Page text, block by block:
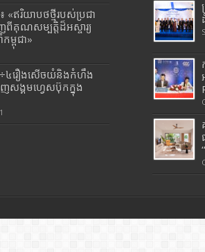
«ឥរិយាបថថ្មីរបស់ប្រជា
ញពីគុណសម្បត្តិដ៏អស្ចារ្យ
ម្ពុជា»
÷៤រឿងសើចយំនិងកំហឹង
សង្គមហ្វេសប៊ុកក្នុង